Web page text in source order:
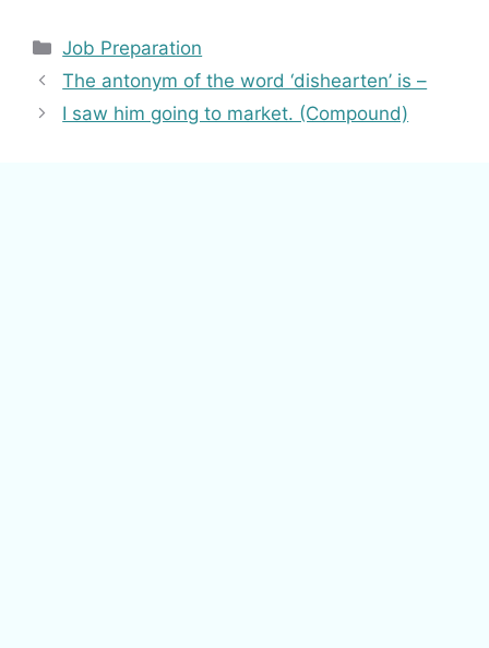
Categories
Job Preparation
The antonym of the word ‘dishearten’ is –
I saw him going to market. (Compound)